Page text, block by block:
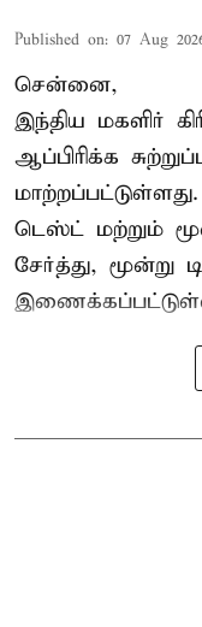
Published on: 07 Aug
சென்னை,
இந்திய மகளிர்
ஆப்பிரிக்க
டெஸ்ட் மற்றும்
சேர்த்து, மூன்று